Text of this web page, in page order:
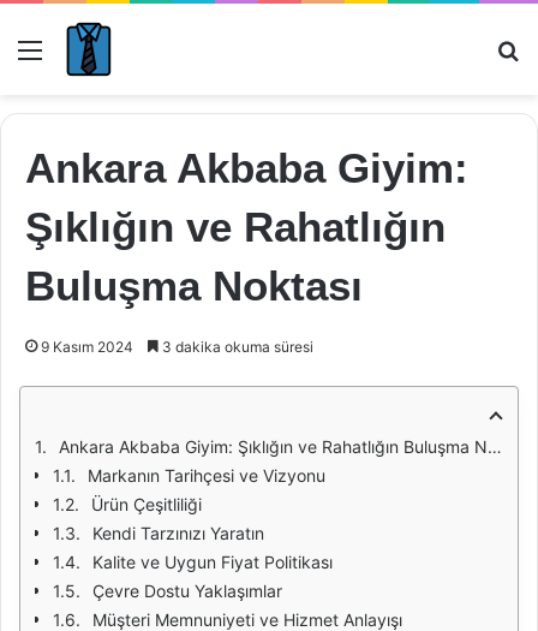
Menü
Ankara Akbaba Giyim:
Şıklığın ve Rahatlığın
Buluşma Noktası
9 Kasım 2024 3 dakika okuma süresi
Ankara Akbaba Giyim: Şıklığın ve Rahatlığın Buluşma Noktası
Markanın Tarihçesi ve Vizyonu
Ürün Çeşitliliği
Kendi Tarzınızı Yaratın
Kalite ve Uygun Fiyat Politikası
Çevre Dostu Yaklaşımlar
Müşteri Memnuniyeti ve Hizmet Anlayışı